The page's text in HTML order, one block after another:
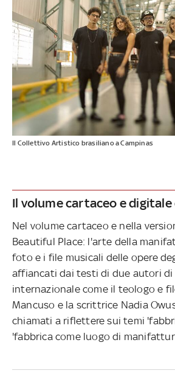
Il Collettivo Artistico brasiliano a Campinas
Il volume cartaceo e
Nel volume cartaceo e nella
Beautiful Place: l'arte della
foto e i file musicali delle opere
affiancati dai testi di due autori di
internazionale come il teologo e
Mancuso e la scrittrice Nadia
chiamati a riflettere sui temi
'fabbrica come luogo di